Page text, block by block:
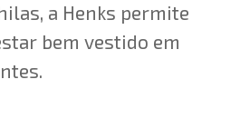
a Henks permite
bem vestido em